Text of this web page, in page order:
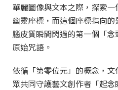
華麗圖像與文本之際，探索
幽靈座標，而這個座標指向
腦皮質瞬間閃過的第一個「
原始咒語。
依循「第零位元」的概念，
眾共同守護藝文創作者「起